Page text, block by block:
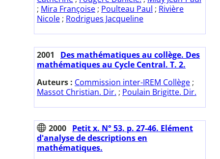
; Mira Françoise ; Poulteau Paul ; Rivière
Nicole ; Rodrigues Jacqueline
2001
Des mathématiques au collège. Des
mathématiques au Cycle Central. T. 2.
Auteurs : Commission inter-IREM Collège ;
Massot Christian. Dir. ; Poulain Brigitte. Dir.
2000 Petit x. N° 53. p. 27-46. Elément
d'analyse de descriptions en
mathématiques.